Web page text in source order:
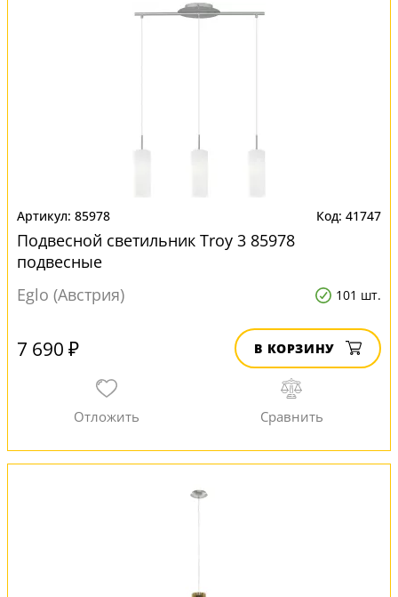
85978 41747
Подвесной светильник Troy 3 85978
подвесные
Eglo (Австрия)
101 шт.
7 690 ₽ В КОРЗИНУ